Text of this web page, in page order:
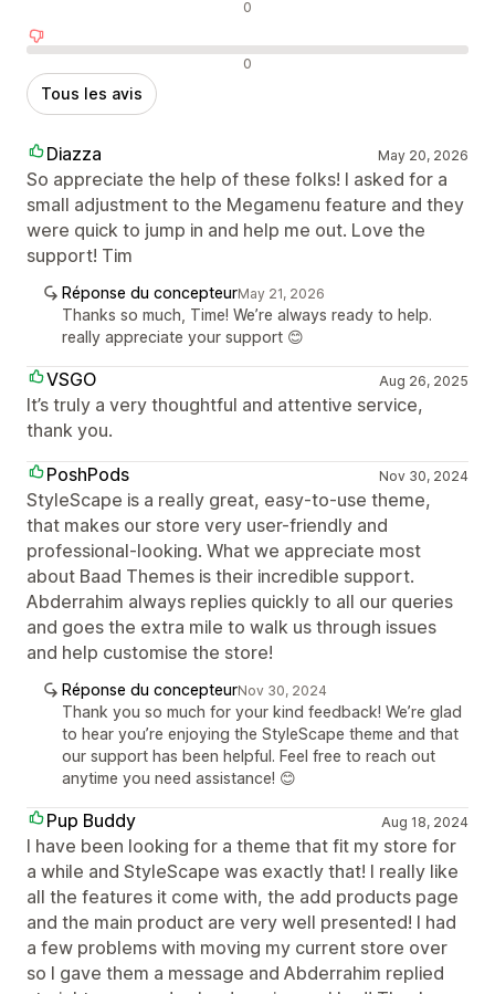
0
0
Tous les avis
Diazza May 20, 2026
So appreciate the help of these folks! I asked for a
small adjustment to the Megamenu feature and they
were quick to jump in and help me out. Love the
support! Tim
Réponse du concepteurMay 21, 2026
Thanks so much, Time! We’re always ready to help.
really appreciate your support 😊
VSGO Aug 26, 2025
It’s truly a very thoughtful and attentive service,
thank you.
PoshPods
Nov 30, 2024
StyleScape is a really great, easy-to-use theme,
that makes our store very user-friendly and
professional-looking. What we appreciate most
about Baad Themes is their incredible support.
Abderrahim always replies quickly to all our queries
and goes the extra mile to walk us through issues
and help customise the store!
Réponse du concepteurNov 30, 2024
Thank you so much for your kind feedback! We’re glad
to hear you’re enjoying the StyleScape theme and that
our support has been helpful. Feel free to reach out
anytime you need assistance! 😊
Pup Buddy Aug 18, 2024
I have been looking for a theme that fit my store for
a while and StyleScape was exactly that! I really like
all the features it come with, the add products page
and the main product are very well presented! I had
a few problems with moving my current store over
so I gave them a message and Abderrahim replied